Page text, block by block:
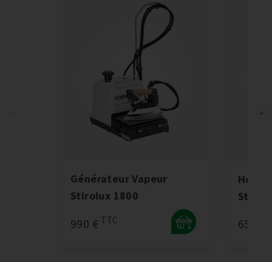
Générateur Vapeur
Stirolux 1800
990 € TTC
+ 65 €